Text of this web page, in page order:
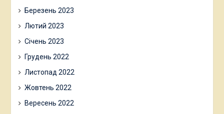
Березень 2023
Лютий 2023
Січень 2023
Грудень 2022
Листопад 2022
Жовтень 2022
Вересень 2022